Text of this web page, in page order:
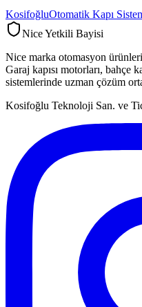
KosifoğluOtomatik Kapı
Nice Yetkili Bayisi
Nice marka otomasyon
Garaj kapısı motorları, bahçe
sistemlerinde uzman çözüm
Kosifoğlu Teknoloji San. ve